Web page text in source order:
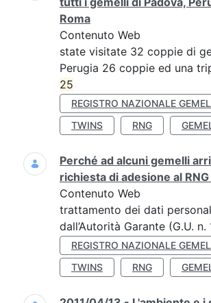
Roma
Contenuto Web
state visitate 32 coppie di
Perugia 26 coppie ed una
25
REGISTRO NAZIONALE
TWINS
RNG
Perché ad alcuni gemelli
richiesta di adesione al
Contenuto Web
trattamento dei dati
dall’Autorità Garante (G.U. n.
REGISTRO NAZIONALE
TWINS
RNG